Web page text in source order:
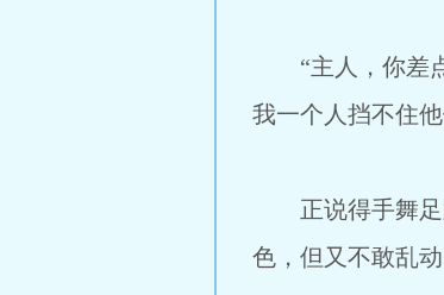
“主人，你差点
我一个人挡不住
正说得手舞足
色，但又不敢乱动